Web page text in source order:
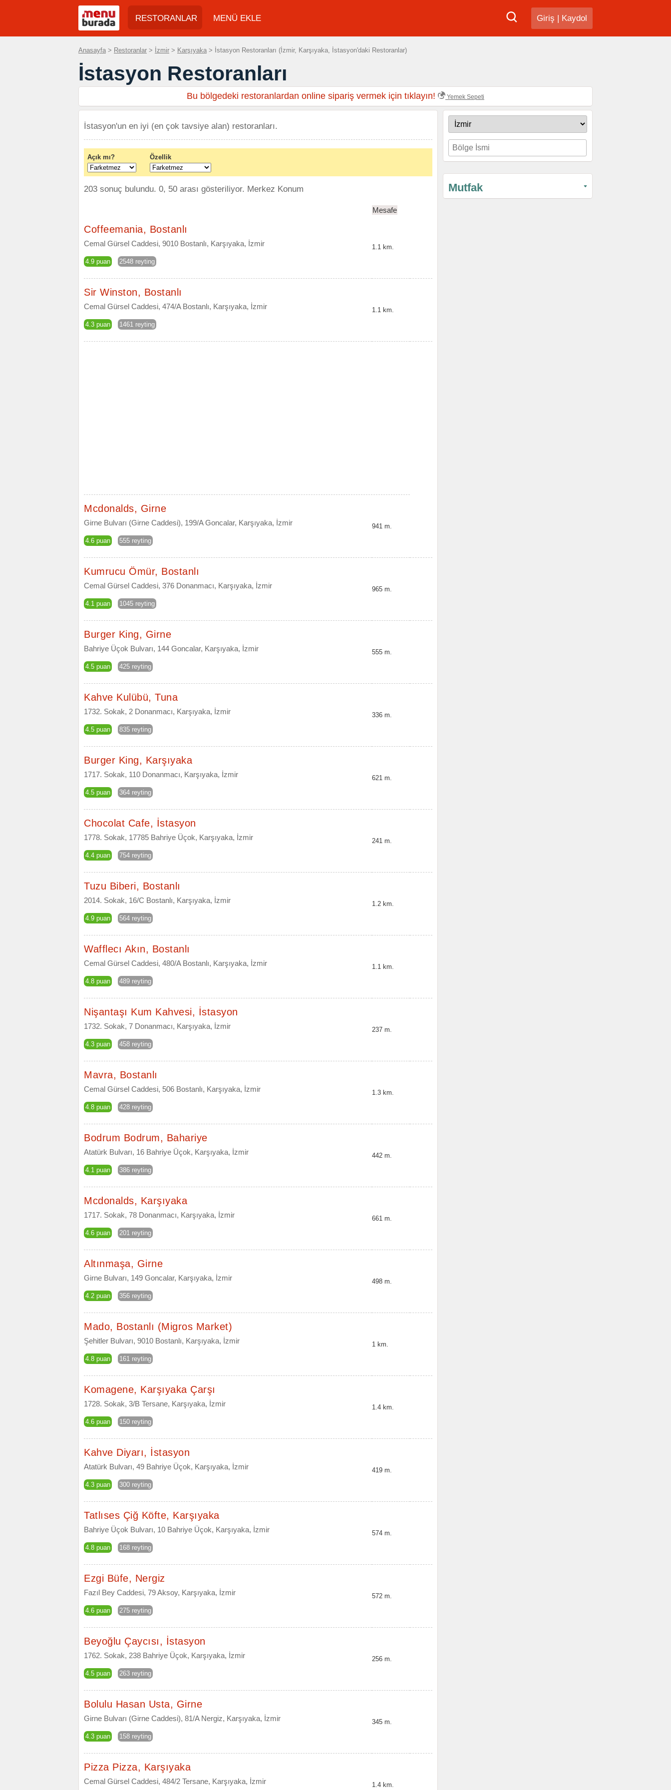
Giriş | Kaydol
RESTORANLAR MENÜ EKLE
Anasayfa > Restoranlar > İzmir > Karşıyaka > İstasyon Restoranları (İzmir, Karşıyaka, İstasyon'daki Restoranlar)
İstasyon Restoranları
Bu bölgedeki restoranlardan online sipariş vermek için tıklayın! Yemek Sepeti
Mutfak
İstasyon'un en iyi (en çok tavsiye alan) restoranları.
Açık mı? Özellik
203 sonuç bulundu. 0, 50 arası gösteriliyor. Merkez Konum
Mesafe
Coffeemania, Bostanlı
Cemal Gürsel Caddesi, 9010 Bostanlı, Karşıyaka, İzmir
4.9 puan 2548 reyting
1.1 km.
Sir Winston, Bostanlı
Cemal Gürsel Caddesi, 474/A Bostanlı, Karşıyaka, İzmir
4.3 puan 1461 reyting
1.1 km.
Mcdonalds, Girne
Girne Bulvarı (Girne Caddesi), 199/A Goncalar, Karşıyaka, İzmir
4.6 puan 555 reyting
941 m.
Kumrucu Ömür, Bostanlı
Cemal Gürsel Caddesi, 376 Donanmacı, Karşıyaka, İzmir
4.1 puan 1045 reyting
965 m.
Burger King, Girne
Bahriye Üçok Bulvarı, 144 Goncalar, Karşıyaka, İzmir
4.5 puan 425 reyting
555 m.
Kahve Kulübü, Tuna
1732. Sokak, 2 Donanmacı, Karşıyaka, İzmir
4.5 puan 835 reyting
336 m.
Burger King, Karşıyaka
1717. Sokak, 110 Donanmacı, Karşıyaka, İzmir
4.5 puan 364 reyting
621 m.
Chocolat Cafe, İstasyon
1778. Sokak, 17785 Bahriye Üçok, Karşıyaka, İzmir
4.4 puan 754 reyting
241 m.
Tuzu Biberi, Bostanlı
2014. Sokak, 16/C Bostanlı, Karşıyaka, İzmir
4.9 puan 564 reyting
1.2 km.
Wafflecı Akın, Bostanlı
Cemal Gürsel Caddesi, 480/A Bostanlı, Karşıyaka, İzmir
4.8 puan 489 reyting
1.1 km.
Nişantaşı Kum Kahvesi, İstasyon
1732. Sokak, 7 Donanmacı, Karşıyaka, İzmir
4.3 puan 458 reyting
237 m.
Mavra, Bostanlı
Cemal Gürsel Caddesi, 506 Bostanlı, Karşıyaka, İzmir
4.8 puan 428 reyting
1.3 km.
Bodrum Bodrum, Bahariye
Atatürk Bulvarı, 16 Bahriye Üçok, Karşıyaka, İzmir
4.1 puan 386 reyting
442 m.
Mcdonalds, Karşıyaka
1717. Sokak, 78 Donanmacı, Karşıyaka, İzmir
4.6 puan 201 reyting
661 m.
Altınmaşa, Girne
Girne Bulvarı, 149 Goncalar, Karşıyaka, İzmir
4.2 puan 356 reyting
498 m.
Mado, Bostanlı (Migros Market)
Şehitler Bulvarı, 9010 Bostanlı, Karşıyaka, İzmir
4.8 puan 161 reyting
1 km.
Komagene, Karşıyaka Çarşı
1728. Sokak, 3/B Tersane, Karşıyaka, İzmir
4.6 puan 150 reyting
1.4 km.
Kahve Diyarı, İstasyon
Atatürk Bulvarı, 49 Bahriye Üçok, Karşıyaka, İzmir
4.3 puan 300 reyting
419 m.
Tatlıses Çiğ Köfte, Karşıyaka
Bahriye Üçok Bulvarı, 10 Bahriye Üçok, Karşıyaka, İzmir
4.8 puan 168 reyting
574 m.
Ezgi Büfe, Nergiz
Fazıl Bey Caddesi, 79 Aksoy, Karşıyaka, İzmir
4.6 puan 275 reyting
572 m.
Beyoğlu Çaycısı, İstasyon
1762. Sokak, 238 Bahriye Üçok, Karşıyaka, İzmir
4.5 puan 263 reyting
256 m.
Bolulu Hasan Usta, Girne
Girne Bulvarı (Girne Caddesi), 81/A Nergiz, Karşıyaka, İzmir
4.3 puan 158 reyting
345 m.
Pizza Pizza, Karşıyaka
Cemal Gürsel Caddesi, 484/2 Tersane, Karşıyaka, İzmir 1.4 km.